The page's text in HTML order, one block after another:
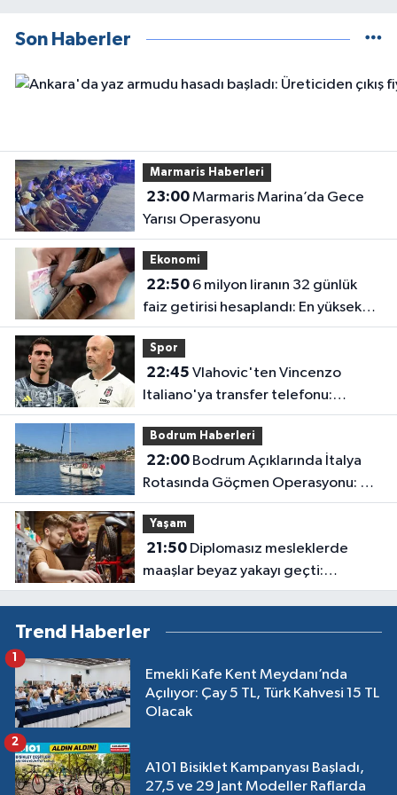
Son Haberler
Marmaris Haberleri
23:00Marmaris Marina’da Gece
Yarısı Operasyonu
Ekonomi
22:506 milyon liranın 32 günlük
faiz getirisi hesaplandı: En yüksek
oran en çok kazancı vermiyor
Spor
22:45
Italiano'ya transfer telefonu:
Kararını bir iki gün içinde verecek
Bodrum Haberleri
22:00Bodrum Açıklarında İtalya
Rotasında Göçmen Operasyonu: 50
Kişi Yakalandı
Yaşam
21:50Diplomasız mesleklerde
maaşlar beyaz yakayı geçti:
Sanayide 150 bin liraya usta
Trend Haberler
Emekli Kafe Kent Meydanı’nda
Açılıyor: Çay 5 TL, Türk Kahvesi 15 TL
Olacak
A101 Bisiklet Kampanyası Başladı,
27,5 ve 29 Jant Modeller Raflarda
2